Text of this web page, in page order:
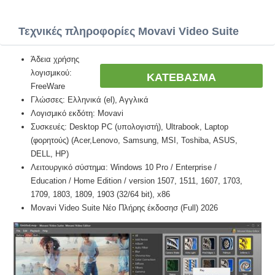
Τεχνικές πληροφορίες Movavi Video Suite
ΚΑΤΕΒΑΣΜΑ
Άδεια χρήσης
λογισμικού:
FreeWare
Γλώσσες: Ελληνικά (el), Αγγλικά
Λογισμικό εκδότη: Movavi
Συσκευές: Desktop PC (υπολογιστή), Ultrabook, Laptop
(φορητούς) (Acer,Lenovo, Samsung, MSI, Toshiba, ASUS,
DELL, HP)
Λειτουργικό σύστημα: Windows 10 Pro / Enterprise /
Education / Home Edition / version 1507, 1511, 1607, 1703,
1709, 1803, 1809, 1903 (32/64 bit), x86
Movavi Video Suite Νέο Πλήρης έκδοσησ (Full) 2026